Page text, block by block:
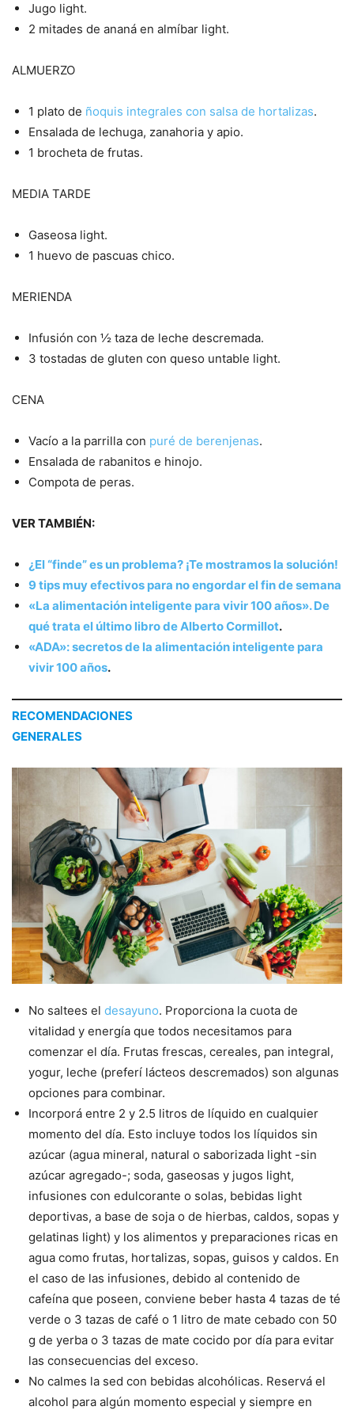
Jugo light.
2 mitades de ananá en almíbar light.
ALMUERZO
1 plato de ñoquis integrales con salsa de hortalizas.
Ensalada de lechuga, zanahoria y apio.
1 brocheta de frutas.
MEDIA TARDE
Gaseosa light.
1 huevo de pascuas chico.
MERIENDA
Infusión con ½ taza de leche descremada.
3 tostadas de gluten con queso untable light.
CENA
Vacío a la parrilla con puré de berenjenas.
Ensalada de rabanitos e hinojo.
Compota de peras.
VER TAMBIÉN:
¿El “finde” es un problema? ¡Te mostramos la solución!
9 tips muy efectivos para no engordar el fin de semana
«La alimentación inteligente para vivir 100 años». De
qué trata el último libro de Alberto Cormillot.
«ADA»: secretos de la alimentación inteligente para
vivir 100 años.
RECOMENDACIONES
GENERALES
No saltees el desayuno. Proporciona la cuota de
vitalidad y energía que todos necesitamos para
comenzar el día. Frutas frescas, cereales, pan integral,
yogur, leche (preferí lácteos descremados) son algunas
opciones para combinar.
Incorporá entre 2 y 2.5 litros de líquido en cualquier
momento del día. Esto incluye todos los líquidos sin
azúcar (agua mineral, natural o saborizada light -sin
azúcar agregado-; soda, gaseosas y jugos light,
infusiones con edulcorante o solas, bebidas light
deportivas, a base de soja o de hierbas, caldos, sopas y
gelatinas light) y los alimentos y preparaciones ricas en
agua como frutas, hortalizas, sopas, guisos y caldos. En
el caso de las infusiones, debido al contenido de
cafeína que poseen, conviene beber hasta 4 tazas de té
verde o 3 tazas de café o 1 litro de mate cebado con 50
g de yerba o 3 tazas de mate cocido por día para evitar
las consecuencias del exceso.
No calmes la sed con bebidas alcohólicas. Reservá el
alcohol para algún momento especial y siempre en